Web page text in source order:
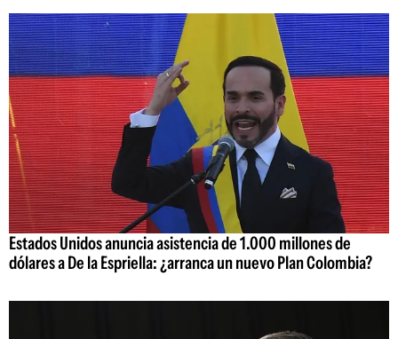
Estados Unidos anuncia asistencia de 1.000 millones de
dólares a De la Espriella: ¿arranca un nuevo Plan Colombia?